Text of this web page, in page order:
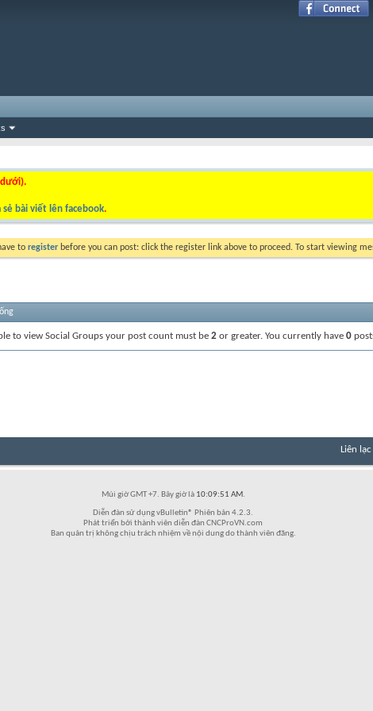
dưới).
sẻ bài viết lên facebook.
to register before you can post: click the register link above to proceed. To start viewing
to view Social Groups your post count must be 2or greater. You currently have 0
Liên
Múi giờ GMT +7. Bây giờ là 10:09:51 AM.
Diễn đàn sử dụng vBulletin® Phiên bản 4.2.3.
Phát triển bởi thành viên diễn đàn CNCProVN.com
Ban quản trị không chịu trách nhiệm về nội dung do thành viên đăng.